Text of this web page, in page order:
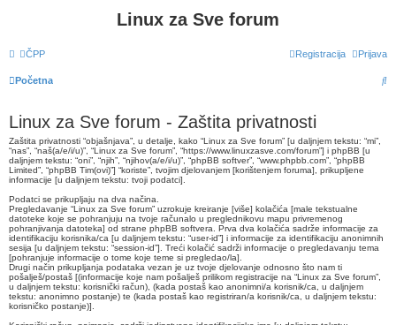
Linux za Sve forum
ČPP Prijava
Registracija
Početna
P
Linux za Sve forum - Zaštita privatnosti
Zaštita privatnosti “objašnjava”, u detalje, kako “Linux za Sve forum” [u daljnjem tekstu: “mi”,
“nas”, “naš(a/e/i/u)”, “Linux za Sve forum”, “https://www.linuxzasve.com/forum”] i phpBB [u
daljnjem tekstu: “oni”, “njih”, “njihov(a/e/i/u)”, “phpBB softver”, “www.phpbb.com”, “phpBB
Limited”, “phpBB Tim(ovi)”] “koriste”, tvojim djelovanjem [korištenjem foruma], prikupljene
informacije [u daljnjem tekstu: tvoji podatci].
Podatci se prikupljaju na dva načina.
Pregledavanje “Linux za Sve forum” uzrokuje kreiranje [više] kolačića [male tekstualne
datoteke koje se pohranjuju na tvoje računalo u preglednikovu mapu privremenog
pohranjivanja datoteka] od strane phpBB softvera. Prva dva kolačića sadrže informacije za
identifikaciju korisnika/ca [u daljnjem tekstu: “user-id”] i informacije za identifikaciju anonimnih
sesija [u daljnjem tekstu: “session-id”]. Treći kolačić sadrži informacije o pregledavanju tema
[pohranjuje informacije o tome koje teme si pregledao/la].
Drugi način prikupljanja podataka vezan je uz tvoje djelovanje odnosno što nam ti
pošalješ/postaš [(informacije koje nam pošalješ prilikom registracije na “Linux za Sve forum”,
u daljnjem tekstu: korisnički račun), (kada postaš kao anonimni/a korisnik/ca, u daljnjem
tekstu: anonimno postanje) te (kada postaš kao registriran/a korisnik/ca, u daljnjem tekstu:
korisničko postanje)].